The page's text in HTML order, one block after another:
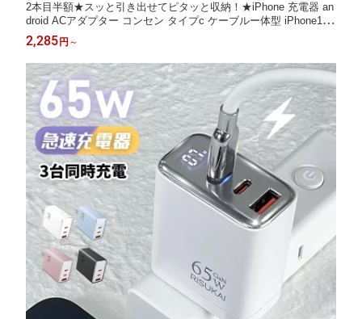
2本目半額★スッと引き出せてピタッと収納！★iPhone 充電器 an
droid ACアダプター コンセン タイプc ケーブルー体型 iPhone16/
15/14 35W 急速充電 PD充電器 TYPE-C 折畳み式プラグ iPad 充
電器 スマホ usb type-c 充電ケーブル 電源アダプター iPhone 17 e
MacBook Neo
2,285 円 ～